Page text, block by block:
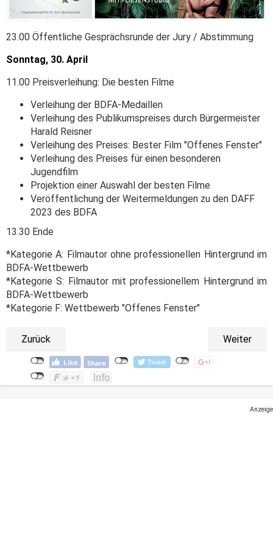
23.00 Öffentliche Gesprächsrunde der Jury / Abstimmung
Sonntag, 30. April
11.00 Preisverleihung: Die besten Filme
Verleihung der BDFA-Medaillen
Verleihung des Publikumspreises durch Bürgermeister
Harald Reisner
Verleihung des Preises: Bester Film "Offenes Fenster"
Verleihung des Preises für einen besonderen
Jugendfilm
Projektion einer Auswahl der besten Filme
Veröffentlichung der Weitermeldungen zu den DAFF
2023 des BDFA
13.30 Ende
*Kategorie A: Filmautor ohne professionellen Hintergrund im
BDFA-Wettbewerb
*Kategorie S: Filmautor mit professionellem Hintergrund im
BDFA-Wettbewerb
*Kategorie F: Wettbewerb "Offenes Fenster"
Zurück Weiter
Anzeige